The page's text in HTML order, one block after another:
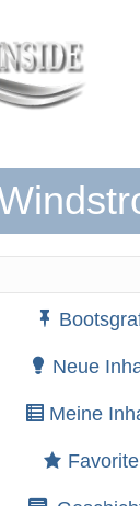
der
Neue
Meine